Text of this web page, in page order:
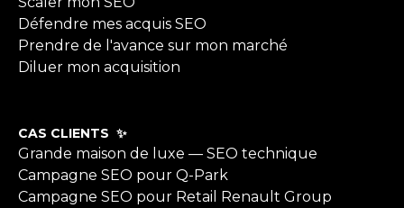
Défendre mes acquis SEO
Prendre de l'avance sur mon marché
Diluer mon acquisition
CAS CLIENTS ✨
Grande maison de luxe — SEO technique
Campagne SEO pour Q-Park
Campagne SEO pour Retail Renault Group